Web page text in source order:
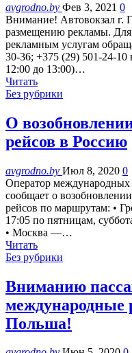
avgrodno.by Фев 3, 2021 0
Внимание! Автовокзал г.
размещению рекламы.
рекламным услугам
30-36; +375 (29) 501-24-10
12:00 до 13:00)…
Читать
Без рубрики
О
рейсов в Россию
avgrodno.by Июл 8, 2020 0
Оператор международных
сообщает о
рейсов по маршрутам: •
17:05 по пятницам,
• Москва —…
Читать
Без рубрики
Вниманию
международные
Польша!